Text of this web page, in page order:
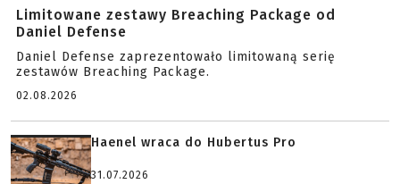
Limitowane zestawy Breaching Package od
Daniel Defense
Daniel Defense zaprezentowało limitowaną serię
zestawów Breaching Package.
02.08.2026
Haenel wraca do Hubertus Pro
31.07.2026